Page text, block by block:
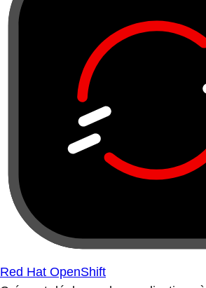
Red Hat OpenShift